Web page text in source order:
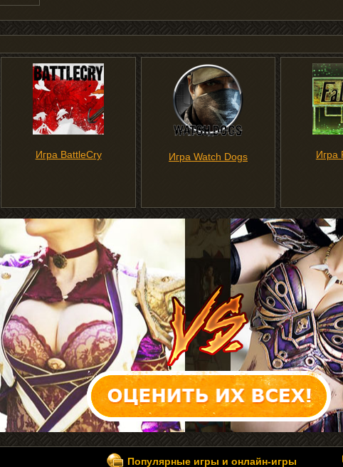
Игра BattleCry Игра Watch Dogs Игра
Популярные игры и онлайн-игры